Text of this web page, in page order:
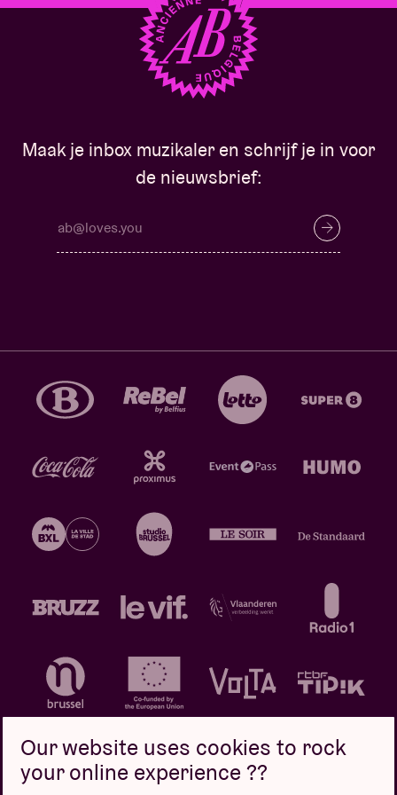
Maak je inbox muzikaler en schrijf je in voor
de nieuwsbrief:
Our website uses cookies to rock
your online experience ??